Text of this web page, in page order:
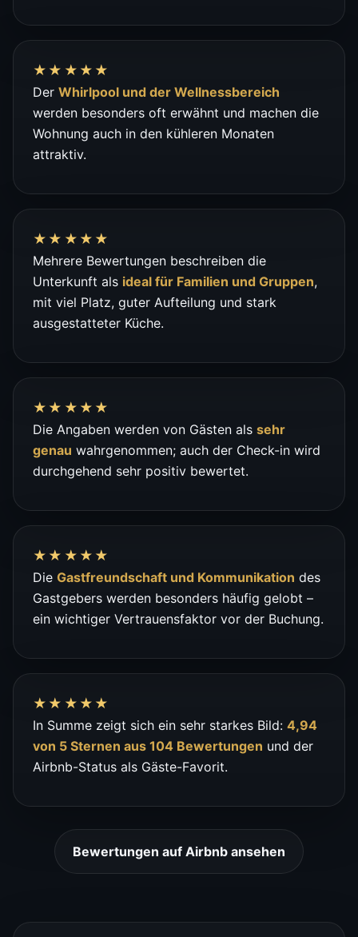
★★★★★
Der Whirlpool und der Wellnessbereich
werden besonders oft erwähnt und machen die
Wohnung auch in den kühleren Monaten
attraktiv.
★★★★★
Mehrere Bewertungen beschreiben die
Unterkunft als ideal für Familien und Gruppen,
mit viel Platz, guter Aufteilung und stark
ausgestatteter Küche.
★★★★★
Die Angaben werden von Gästen als sehr
genau wahrgenommen; auch der Check-in wird
durchgehend sehr positiv bewertet.
★★★★★
Die Gastfreundschaft und Kommunikation des
Gastgebers werden besonders häufig gelobt –
ein wichtiger Vertrauensfaktor vor der Buchung.
★★★★★
In Summe zeigt sich ein sehr starkes Bild: 4,94
von 5 Sternen aus 104 Bewertungen und der
Airbnb-Status als Gäste-Favorit.
Bewertungen auf Airbnb ansehen